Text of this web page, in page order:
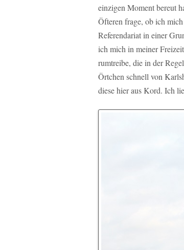
einzigen Moment bereut
Öfteren frage, ob ich
Referendariat in einer
ich mich in meiner
rumtreibe, die in der
Örtchen schnell von
diese hier aus Kord. Ich